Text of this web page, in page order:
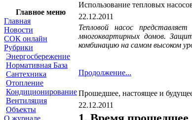
Главное меню
Главная
Новости
СОК онлайн
Рубрики
Энергосбережение
Нормативная База
Сантехника
Отопление
Кондиционирование
Вентиляция
Объекты
О журнале
Использование тепловых
22.12.2011
Тепловой насос
многоквартирных домов.
комбинацию на самом высоком
Продолжение...
Прошедшее, настоящее и
22.12.2011